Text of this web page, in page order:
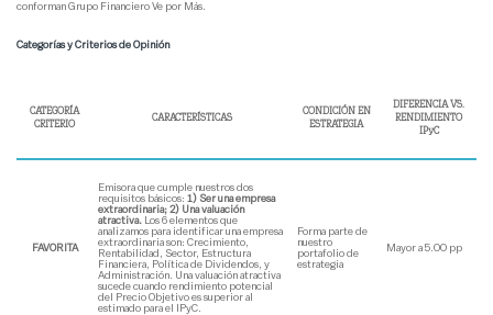
conforman Grupo Financiero Ve por Más.
Categorías y Criterios de Opinión
CATEGORÍA
CRITERIO
CARACTERÍSTICAS
CONDICIÓN EN
ESTRATEGIA
DIFERENCIA VS.
RENDIMIENTO
IPyC
FAVORITA
Emisora que cumple nuestros dos
requisitos básicos: 1) Ser una empresa
extraordinaria; 2) Una valuación
atractiva. Los 6 elementos que
analizamos para identificar una empresa
extraordinaria son: Crecimiento,
Rentabilidad, Sector, Estructura
Financiera, Política de Dividendos, y
Administración. Una valuación atractiva
sucede cuando rendimiento potencial
del Precio Objetivo es superior al
estimado para el IPyC.
Forma parte de
nuestro
portafolio de
estrategia
Mayor a 5.00 pp